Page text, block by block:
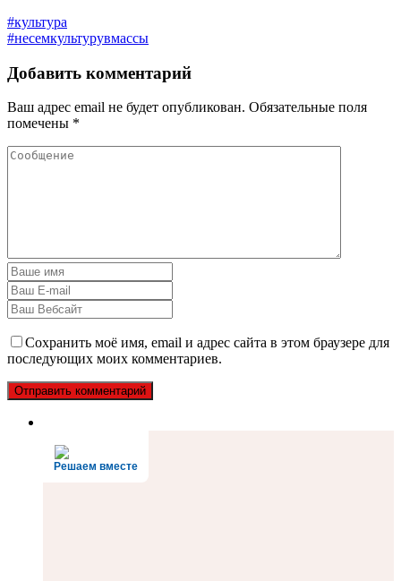
#культура
#несемкультурувмассы
Добавить комментарий
Ваш адрес email не будет опубликован. Обязательные поля
помечены *
Сохранить моё имя, email и адрес сайта в этом браузере для
последующих моих комментариев.
Решаем вместе